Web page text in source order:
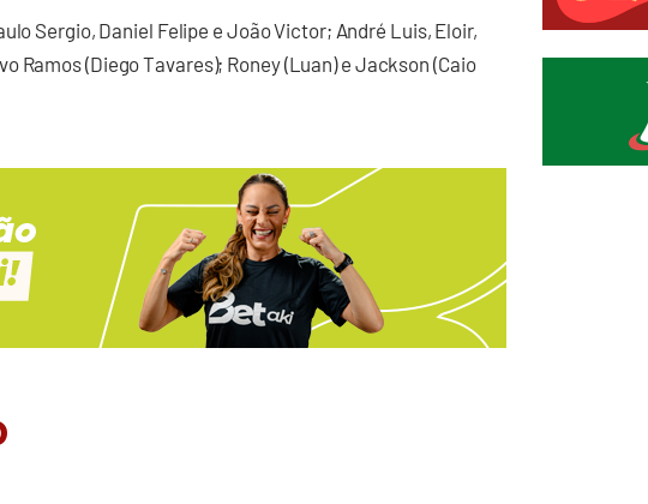
Sergio, Daniel Felipe e João Victor; André Luis, Eloir,
Ramos (Diego Tavares); Roney (Luan) e Jackson (Caio